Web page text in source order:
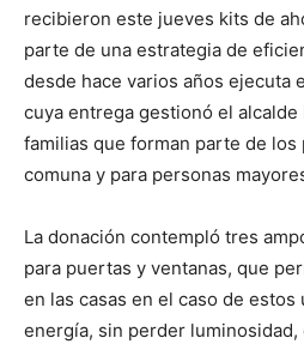
recibieron este jueves kits de
parte de una estrategia de
desde hace varios años ejecuta
cuya entrega gestionó el
familias que forman parte de los
comuna y para personas
La donación contempló tres
para puertas y ventanas, que
en las casas en el caso de
energía, sin perder luminosidad,